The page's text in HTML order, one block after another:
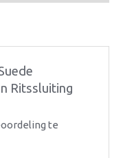
Ritssluiting
te